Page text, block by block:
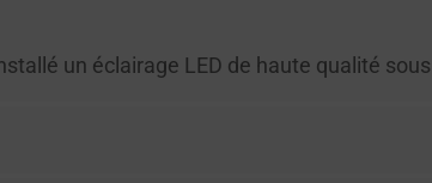
un éclairage LED de haute qualité